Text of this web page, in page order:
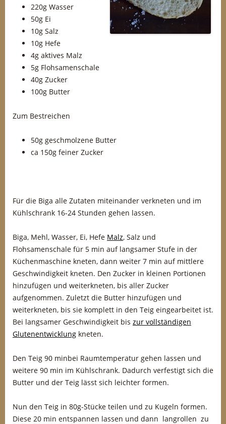
220g Wasser
50g Ei
10g Salz
10g Hefe
4g aktives Malz
5g Flohsamenschale
40g Zucker
100g Butter
Zum Bestreichen
50g geschmolzene Butter
ca 150g feiner Zucker
Für die Biga alle Zutaten miteinander verkneten und im
Kühlschrank 16-24 Stunden gehen lassen.
Biga, Mehl, Wasser, Ei, Hefe Malz, Salz und
Flohsamenschale für 5 min auf langsamer Stufe in der
Küchenmaschine kneten, dann weiter 7 min auf mittlere
Geschwindigkeit kneten. Den Zucker in kleinen Portionen
hinzufügen und weiterkneten, bis aller Zucker
aufgenommen. Zuletzt die Butter hinzufügen und
weiterkneten, bis sie komplett in den Teig eingearbeitet ist.
Bei langsamer Geschwindigkeit bis zur vollständigen
Glutenentwicklung kneten.
Den Teig 90 minbei Raumtemperatur gehen lassen und
weitere 90 min im Kühlschrank. Dadurch verfestigt sich die
Butter und der Teig lässt sich leichter formen.
Nun den Teig in 80g-Stücke teilen und zu Kugeln formen.
Diese 20 min entspannen lassen und dann langrollen zu